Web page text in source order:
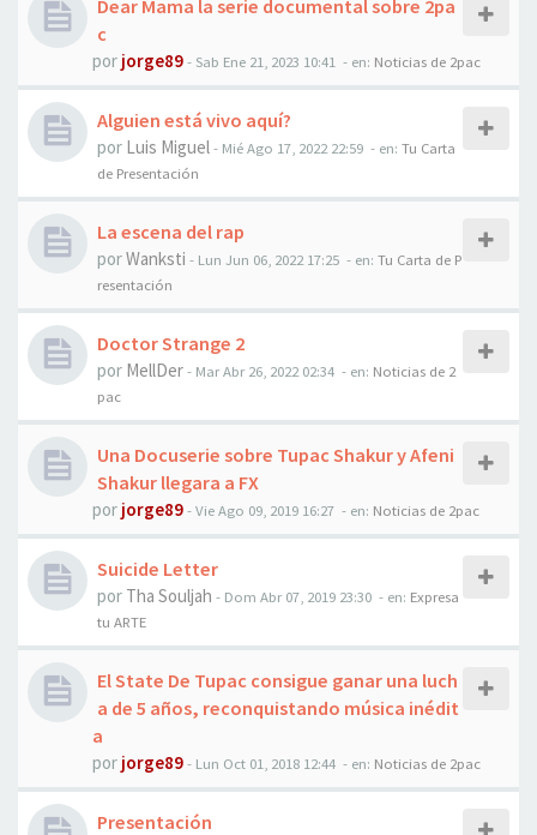
Dear Mama la serie documental sobre 2pa
c
por jorge89- Sab Ene 21, 2023 10:41 - en: Noticias de 2pac
Alguien está vivo aquí?
por Luis Miguel- Mié Ago 17, 2022 22:59 - en: Tu Carta
de Presentación
La escena del rap
porWanksti - Lun Jun 06, 2022 17:25 - en: Tu Carta de P
resentación
Doctor Strange 2
por MellDer- Mar Abr 26, 2022 02:34 - en: Noticias de 2
pac
Una Docuserie sobre Tupac Shakur y Afeni
Shakur llegara a FX
por jorge89-Vie Ago 09, 2019 16:27 - en: Noticias de 2pac
Suicide Letter
por Tha Souljah - Dom Abr 07, 2019 23:30 - en: Expresa
tu ARTE
El State De Tupac consigue ganar una luch
a de 5 años, reconquistando música inédit
a
por jorge89- Lun Oct 01, 2018 12:44 - en: Noticias de 2pac
Presentación